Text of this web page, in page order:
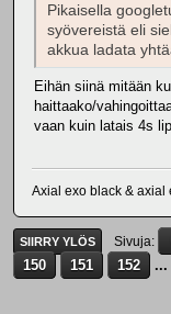
Pikaisella
syövereistä eli
akkua ladata
Eihän siinä mitään
haittaako/
vaan kuin latais 4s
Axial exo black & axial
SIIRRY YLÖS Sivuja
150
151 152 ...